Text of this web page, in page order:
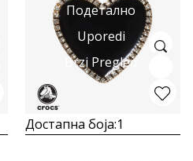
Подетално
Uporedi
Brzi Pregled
Достапна боја:1